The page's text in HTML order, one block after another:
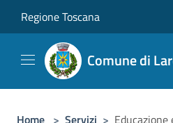
Regione Toscana
Comune di
Home > Servizi >